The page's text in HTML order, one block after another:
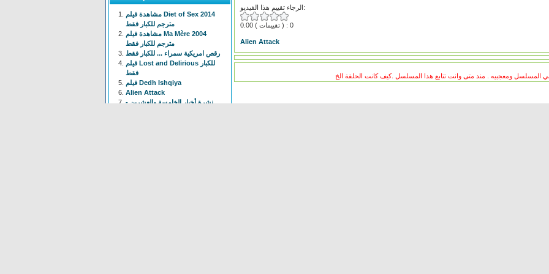
الرجاء تقييم هذا الفيديو:
0.00 ( تقييمات ) : 0
Alien Attack
مشاهدة فيلم Diet of Sex 2014
مترجم للكبار فقط
مشاهدة فيلم Ma Mère 2004
مترجم للكبار فقط
رقص امريكية سمراء ... للكبار فقط
فيلم Lost and Delirious للكبار
فقط
فيلم Dedh Ishqiya
Alien Attack
نشرة أخبار الخامسة والعشرين -